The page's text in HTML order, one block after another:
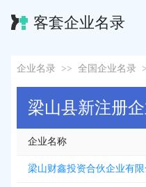
客套企业名录
企业名录 >> 全国企业名录
梁山县新注册
企业名称
梁山财鑫投资合伙企业有限